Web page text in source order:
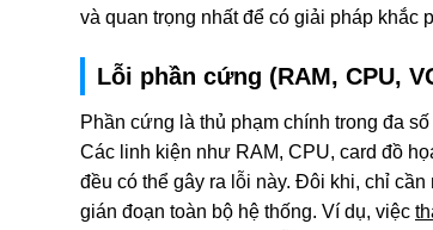
và quan trọng nhất để có giải pháp khắc
Lỗi phần cứng (RAM, CPU,
Phần cứng là thủ phạm chính trong đa
Các linh kiện như RAM, CPU, card đồ
đều có thể gây ra lỗi này. Đôi khi, chỉ
gián đoạn toàn bộ hệ thống. Ví dụ, việc